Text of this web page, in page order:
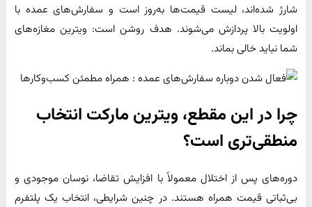
شارژ شده‌اند، لیست قیمت‌ها به‌روز است و سفارش‌های عمده با
اولویت بالا پردازش می‌شوند. هدف روشن است: ویترین مغازه‌های
شما نباید خالی بماند.
چرا در این مقطع، ویترین مارکت انتخاب
منطقی‌تری است؟
دوره‌های پس از اختلال معمولاً با افزایش تقاضا، نوسان موجودی و
بی‌ثباتی قیمت همراه هستند. در چنین شرایطی، انتخاب یک پلتفرم